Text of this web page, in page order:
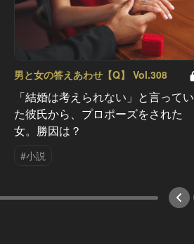
男と女の答えあわせ【Q】 Vol.308
「結婚は考えられない」と言ってい
た彼氏から、プロポーズをされた
女。勝因は？
#小説